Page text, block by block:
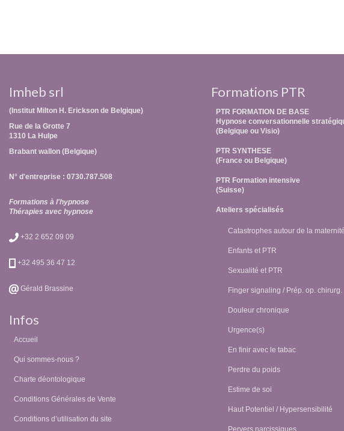
Imheb srl
(Institut Milton H. Erickson de Belgique)
Rue de la Grotte 7
1310 La Hulpe
Brabant wallon (Belgique)
N° d'entreprise : 0730.787.508
Formations à l'hypnose
Thérapies avec hypnose
+32 2 652 09 09
+32 495 36 47 12
Gérald Brassine
Infos
Accueil
Qui sommes-nous ?
Charte déontologique
Conditions Générales de Vente
Conditions d’utilisation du site
Formations PTR
PTR FORMATION DE BASE
Hypnose conversationnelle
(Belgique ou Visio)
PTR SYNTHESE
(France ou Belgique)
PTR Formation intensive
(Suisse)
Ateliers spécialisés
Catastrophes autour de la maternité
Enfants et PTR
Sexualité et PTR
Finger signaling / Prép. op. chirurg.
Douleur chronique
Urgence(s)
En finir avec le tabac
Perdre du poids
Estime de soi
Haut Potentiel / Hypersensibilité
Pervers narcissiques